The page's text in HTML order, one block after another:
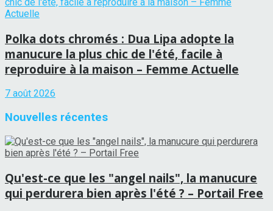
Polka dots chromés : Dua Lipa adopte la
manucure la plus chic de l'été, facile à
reproduire à la maison – Femme Actuelle
7 août 2026
Nouvelles récentes
Qu'est-ce que les "angel nails", la manucure
qui perdurera bien après l'été ? – Portail Free